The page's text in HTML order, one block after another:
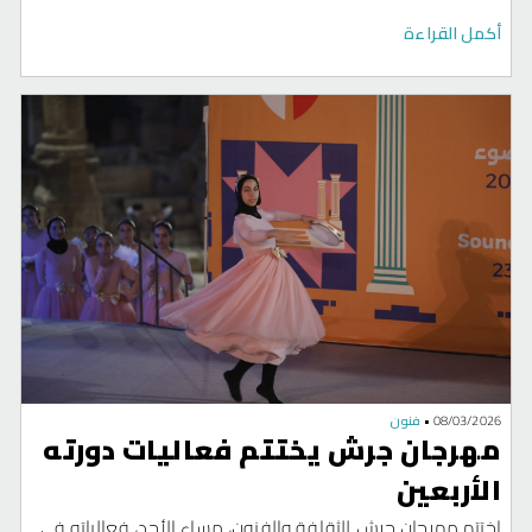
المقرر صدوره خلال شهر أكتوبر المقبل.
أكمل القراءة
08/03/2026
• فنون
مهرجان جرش يختتم فعاليات دورته
الأربعين